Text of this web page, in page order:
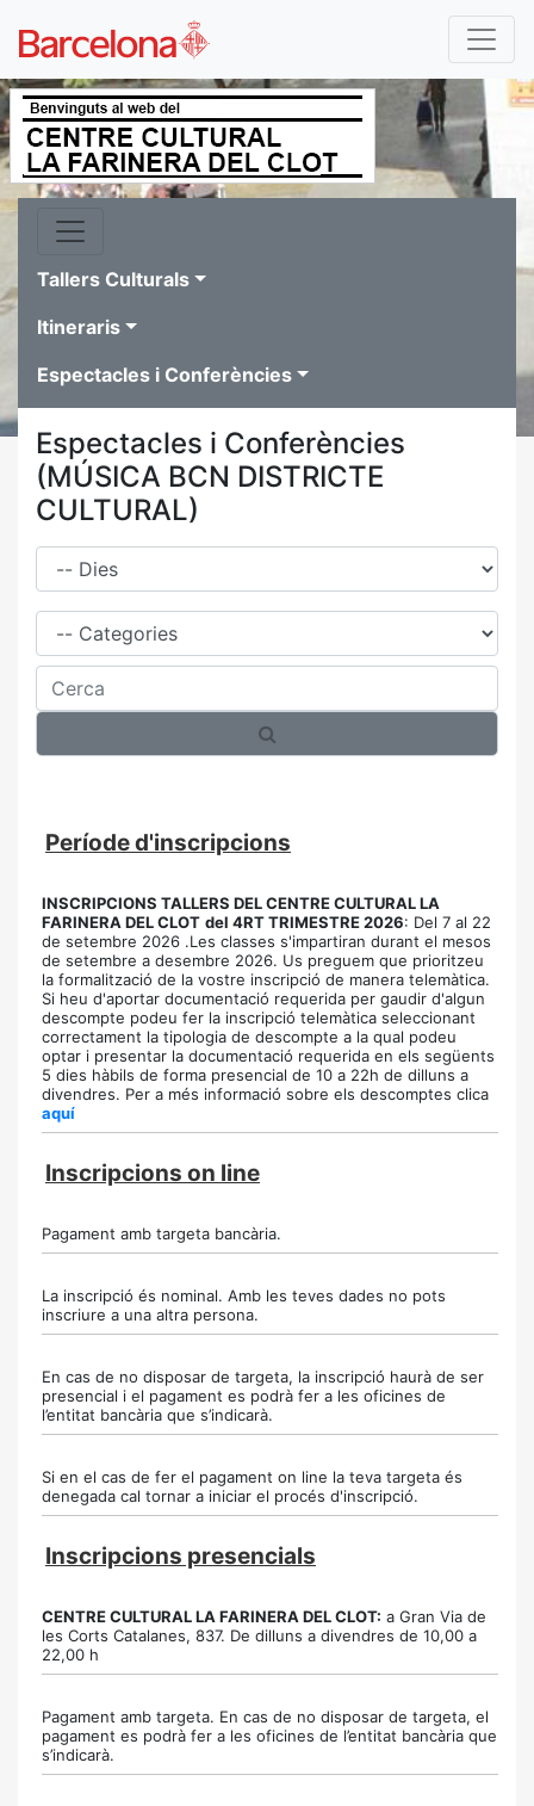
Tallers Culturals
Itineraris
Espectacles i Conferències
Espectacles i Conferències
(MÚSICA BCN DISTRICTE
CULTURAL)
Dies
Família
Cerca
Període d'inscripcions
INSCRIPCIONS TALLERS DEL CENTRE CULTURAL LA
FARINERA DEL CLOT del 4RT TRIMESTRE 2026: Del 7 al 22
de setembre 2026 .Les classes s'impartiran durant el mesos
de setembre a desembre 2026. Us preguem que prioritzeu
la formalització de la vostre inscripció de manera telemàtica.
Si heu d'aportar documentació requerida per gaudir d'algun
descompte podeu fer la inscripció telemàtica seleccionant
correctament la tipologia de descompte a la qual podeu
optar i presentar la documentació requerida en els següents
5 dies hàbils de forma presencial de 10 a 22h de dilluns a
divendres. Per a més informació sobre els descomptes clica
aquí
Inscripcions on line
Pagament amb targeta bancària.
La inscripció és nominal. Amb les teves dades no pots
inscriure a una altra persona.
En cas de no disposar de targeta, la inscripció haurà de ser
presencial i el pagament es podrà fer a les oficines de
l’entitat bancària que s’indicarà.
Si en el cas de fer el pagament on line la teva targeta és
denegada cal tornar a iniciar el procés d'inscripció.
Inscripcions presencials
CENTRE CULTURAL LA FARINERA DEL CLOT: a Gran Via de
les Corts Catalanes, 837. De dilluns a divendres de 10,00 a
22,00 h
Pagament amb targeta. En cas de no disposar de targeta, el
pagament es podrà fer a les oficines de l’entitat bancària que
s’indicarà.